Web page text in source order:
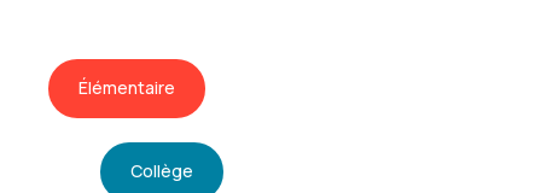
Élémentaire
Collège